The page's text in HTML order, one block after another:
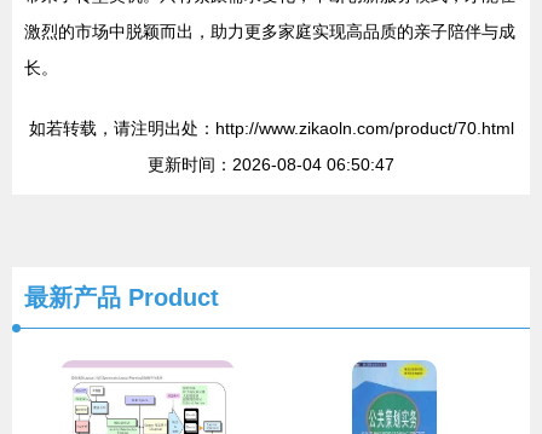
激烈的市场中脱颖而出，助力更多家庭实现高品质的亲子陪伴与成
长。
如若转载，请注明出处：http://www.zikaoln.com/product/70.html
更新时间：2026-08-04 06:50:47
最新产品 Product